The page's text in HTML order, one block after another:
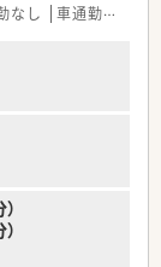
なし 車通勤可